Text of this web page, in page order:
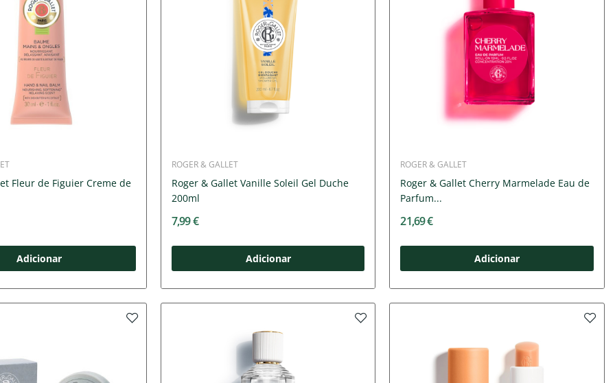
Fleur de Figuier Creme de
Adicionar
ROGER & GALLET
Roger & Gallet Vanille Soleil Gel Duche
200ml
7,99 €
Adicionar
ROGER & GALLET
Roger & Gallet Cherry Marmelade Eau de
Parfum...
21,69 €
Adicionar